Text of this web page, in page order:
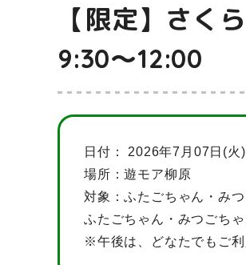
【限定】さく
9:30～12:00
日付： 2026年7月07日(火)
場所：遊モア柳原
対象：ふたごちゃん・み
ふたごちゃん・みつごち
※午後は、どなたでもご利